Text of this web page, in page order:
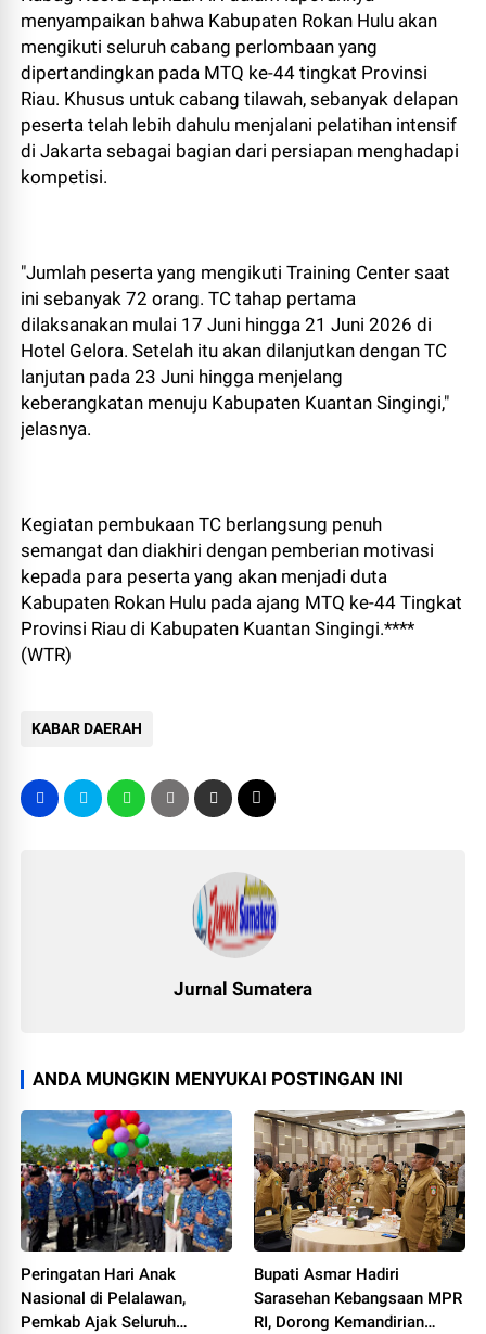
menyampaikan bahwa Kabupaten Rokan Hulu akan
mengikuti seluruh cabang perlombaan yang
dipertandingkan pada MTQ ke-44 tingkat Provinsi
Riau. Khusus untuk cabang tilawah, sebanyak delapan
peserta telah lebih dahulu menjalani pelatihan intensif
di Jakarta sebagai bagian dari persiapan menghadapi
kompetisi.
"Jumlah peserta yang mengikuti Training Center saat
ini sebanyak 72 orang. TC tahap pertama
dilaksanakan mulai 17 Juni hingga 21 Juni 2026 di
Hotel Gelora. Setelah itu akan dilanjutkan dengan TC
lanjutan pada 23 Juni hingga menjelang
keberangkatan menuju Kabupaten Kuantan Singingi,"
jelasnya.
Kegiatan pembukaan TC berlangsung penuh
semangat dan diakhiri dengan pemberian motivasi
kepada para peserta yang akan menjadi duta
Kabupaten Rokan Hulu pada ajang MTQ ke-44 Tingkat
Provinsi Riau di Kabupaten Kuantan Singingi.****
(WTR)
KABAR DAERAH
Jurnal Sumatera
ANDA MUNGKIN MENYUKAI POSTINGAN INI
Peringatan Hari Anak
Nasional di Pelalawan,
Pemkab Ajak Seluruh
Bupati Asmar Hadiri
Sarasehan Kebangsaan MPR
RI, Dorong Kemandirian